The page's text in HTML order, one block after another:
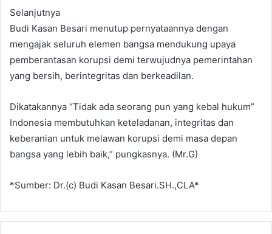
Selanjutnya
Budi Kasan Besari menutup pernyataannya dengan
mengajak seluruh elemen bangsa mendukung upaya
pemberantasan korupsi demi terwujudnya pemerintahan
yang bersih, berintegritas dan berkeadilan.
Dikatakannya “Tidak ada seorang pun yang kebal hukum”
Indonesia membutuhkan keteladanan, integritas dan
keberanian untuk melawan korupsi demi masa depan
bangsa yang lebih baik,” pungkasnya. (Mr.G)
*Sumber: Dr.(c) Budi Kasan Besari.SH.,CLA*